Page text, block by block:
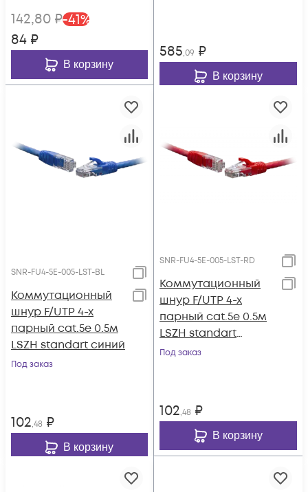
142,80 ₽-41%
84 ₽
В корзину
10шт
585,09 ₽
В корзину
SNR-FU4-5E-005-LST-BL
Коммутационный
шнур F/UTP 4-х
парный cat.5e 0.5м
LSZH standart синий
Под заказ
102,48 ₽
В корзину
SNR-FU4-5E-005-LST-RD
Коммутационный
шнур F/UTP 4-х
парный cat.5e 0.5м
LSZH standart
красный
Под заказ
102,48 ₽
В корзину